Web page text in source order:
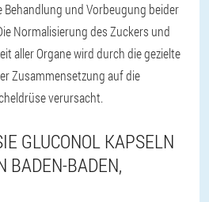
und Vorbeugung beider
Normalisierung des Zuckers und
aller Organe wird durch die gezielte
Zusammensetzung auf die
verursacht.
GLUCONOL KAPSELN
BADEN-BADEN,